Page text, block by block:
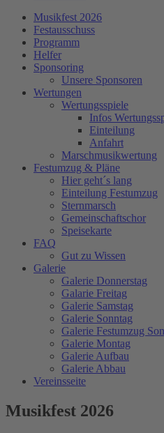
Musikfest 2026
Festausschuss
Programm
Helfer
Sponsoring
Unsere Sponsoren
Wertungen
Wertungsspiele
Infos
Einteilung
Anfahrt
Marschmusikwertung
Festumzug & Pläne
Hier geht´s lang
Einteilung Festumzug
Sternmarsch
Gemeinschaftschor
Speisekarte
FAQ
Gut zu Wissen
Galerie
Galerie Donnerstag
Galarie Freitag
Galerie Samstag
Galerie Sonntag
Galerie Festumzug
Galerie Montag
Galerie Aufbau
Galerie Abbau
Vereinsseite
Musikfest 2026